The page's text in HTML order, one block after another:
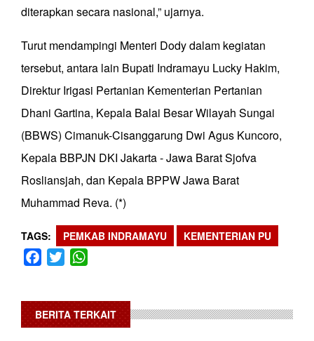
diterapkan secara nasional,” ujarnya.
Turut mendampingi Menteri Dody dalam kegiatan
tersebut, antara lain Bupati Indramayu Lucky Hakim,
Direktur Irigasi Pertanian Kementerian Pertanian
Dhani Gartina, Kepala Balai Besar Wilayah Sungai
(BBWS) Cimanuk-Cisanggarung Dwi Agus Kuncoro,
Kepala BBPJN DKI Jakarta - Jawa Barat Sjofva
Rosliansjah, dan Kepala BPPW Jawa Barat
Muhammad Reva. (*)
TAGS PEMKAB INDRAMAYU KEMENTERIAN PU
Facebook
Twitter
BERITA TERKAIT